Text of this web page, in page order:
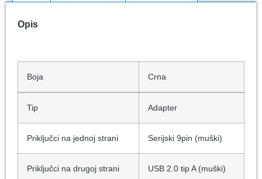
Opis
Boja Crna
Tip Adapter
Priključci na jednoj strani Serijski 9pin (muški)
Priključci na drugoj strani USB 2.0 tip A (muški)